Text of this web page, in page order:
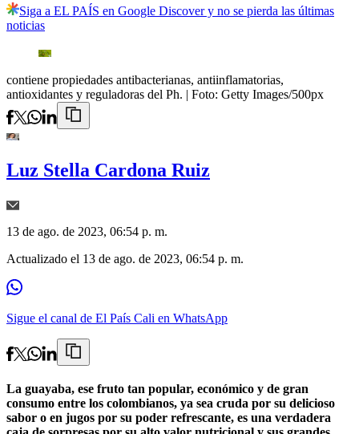
Siga a EL PAÍS en Google Discover y no se pierda las últimas
noticias
contiene propiedades antibacterianas, antiinflamatorias,
antioxidantes y reguladoras del Ph. | Foto: Getty Images/500px
Luz Stella Cardona Ruiz
13 de ago. de 2023, 06:54 p. m.
Actualizado el 13 de ago. de 2023, 06:54 p. m.
Sigue el canal de El País Cali en WhatsApp
La guayaba, ese fruto tan popular, económico y de gran
consumo entre los colombianos, ya sea cruda por su delicioso
sabor o en jugos por su poder refrescante, es una verdadera